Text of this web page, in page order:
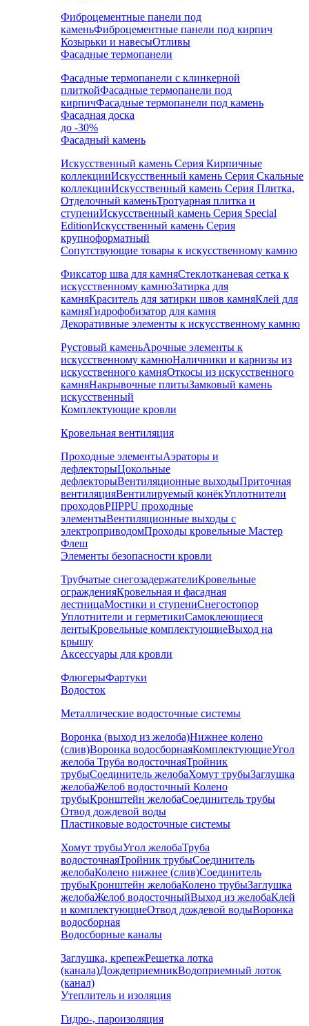
Фиброцементные панели под
каменьФиброцементные панели под кирпич
Козырьки и навесыОтливы
Фасадные термопанели
Фасадные термопанели с клинкерной
плиткойФасадные термопанели под
кирпичФасадные термопанели под камень
Фасадная доска
до -30%
Фасадный камень
Искусственный камень Серия Кирпичные
коллекцииИскусственный камень Серия Скальные
коллекцииИскусственный камень Серия Плитка,
Отделочный каменьТротуарная плитка и
ступениИскусственный камень Серия Special
EditionИскусственный камень Серия
крупноформатный
Сопутствующие товары к искусственному камню
Фиксатор шва для камняСтеклотканевая сетка к
искусственному камнюЗатирка для
камняКраситель для затирки швов камняКлей для
камняГидрофобизатор для камня
Декоративные элементы к искусственному камню
Рустовый каменьАрочные элементы к
искусственному камнюНаличники и карнизы из
искусственного камняОткосы из искусственного
камняНакрывочные плитыЗамковый камень
искусственный
Комплектующие кровли
Кровельная вентиляция
Проходные элементыАэраторы и
дефлекторыЦокольные
дефлекторыВентиляционные выходыПриточная
вентиляцияВентилируемый конёкУплотнители
проходовPIIPPU проходные
элементыВентиляционные выходы с
электроприводомПроходы кровельные Мастер
Флеш
Элементы безопасности кровли
Трубчатые снегозадержателиКровельные
огражденияКровельная и фасадная
лестницаМостики и ступениСнегостопор
Уплотнители и герметикиСамоклеющиеся
лентыКровельные комплектующиеВыход на
крышу
Аксессуары для кровли
ФлюгерыФартуки
Водосток
Металлические водосточные системы
Воронка (выход из желоба)Нижнее колено
(слив)Воронка водосборнаяКомплектующиеУгол
желоба Труба водосточнаяТройник
трубыСоединитель желобаХомут трубыЗаглушка
желобаЖелоб водосточный Колено
трубыКронштейн желобаСоединитель трубы
Отвод дождевой воды
Пластиковые водосточные системы
Хомут трубыУгол желобаТруба
водосточнаяТройник трубыСоединитель
желобаКолено нижнее (слив)Соединитель
трубыКронштейн желобаКолено трубыЗаглушка
желобаЖелоб водосточныйВыход из желобаКлей
и комплектующиеОтвод дождевой водыВоронка
водосборная
Водосборные каналы
Заглушка, крепежРешетка лотка
(канала)ДождеприемникВодоприемный лоток
(канал)
Утеплитель и изоляция
Гидро-, пароизоляция